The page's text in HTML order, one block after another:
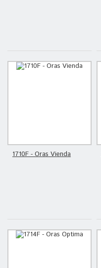
1710F - Oras Vienda